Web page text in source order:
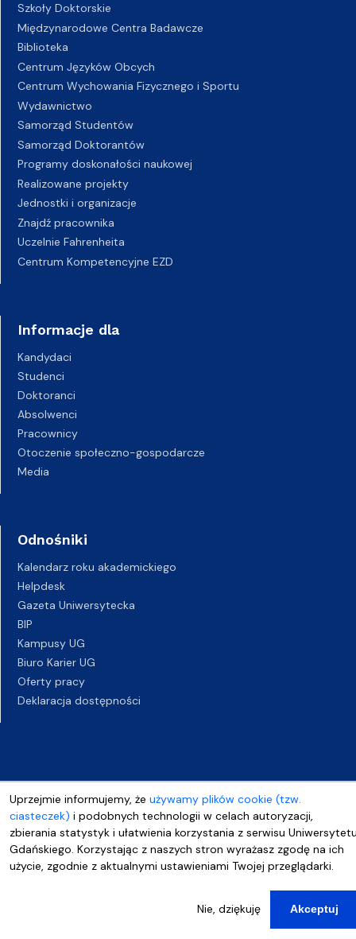
Uprzejmie informujemy, że używamy plików cookie (tzw.
ciasteczek) i podobnych technologii w celach autoryzacji,
zbierania statystyk i ułatwienia korzystania z serwisu
Gdańskiego. Korzystając z naszych stron wyrażasz zgodę na ich
użycie, zgodnie z aktualnymi ustawieniami Twojej przeglądarki.
Nie, dziękuję Akceptuj
Szkoły Doktorskie
Międzynarodowe Centra Badawcze
Biblioteka
Centrum Języków Obcych
Centrum Wychowania Fizycznego i Sportu
Wydawnictwo
Samorząd Studentów
Samorząd Doktorantów
Programy doskonałości naukowej
Realizowane projekty
Jednostki i organizacje
Znajdź pracownika
Uczelnie Fahrenheita
Centrum Kompetencyjne EZD
Informacje dla
Kandydaci
Studenci
Doktoranci
Absolwenci
Pracownicy
Otoczenie społeczno-gospodarcze
Media
Odnośniki
Kalendarz roku akademickiego
Helpdesk
Gazeta Uniwersytecka
BIP
Kampusy UG
Biuro Karier UG
Oferty pracy
Deklaracja dostępności